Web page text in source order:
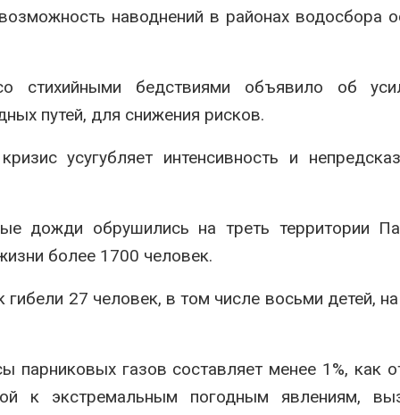
наводнений в районах водосбора
стихийными бедствиями объявило об
путей, для снижения рисков.
усугубляет интенсивность и
дожди обрушились на треть территории
более 1700 человек.
27 человек, в том числе восьми детей,
газов составляет менее 1%, как
к экстремальным погодным явлениям,